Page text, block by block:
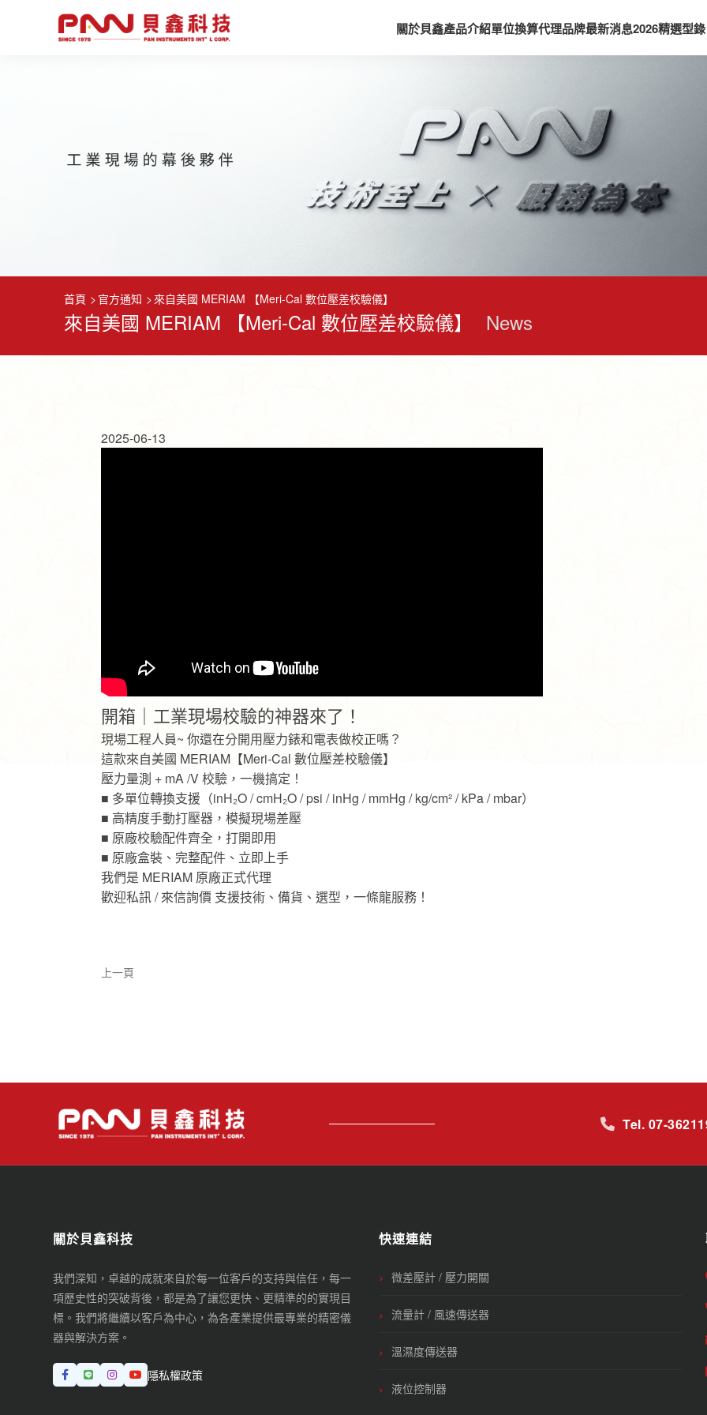
關於貝鑫產品介紹單位換算代理品牌最新消息2026精選型錄
首頁 官方通知 來自美國 MERIAM 【Meri-Cal 數位壓差校驗儀】
來自美國 MERIAM 【Meri-Cal 數位壓差校驗儀】 News
2025-06-13
開箱｜工業現場校驗的神器來了！
現場工程人員~ 你還在分開用壓力錶和電表做校正嗎？
這款來自美國 MERIAM【Meri-Cal 數位壓差校驗儀】
壓力量測 + mA /V 校驗，一機搞定！
■ 多單位轉換支援（inH₂O / cmH₂O / psi / inHg / mmHg / kg/cm² / kPa / mbar）
■ 高精度手動打壓器，模擬現場差壓
■ 原廠校驗配件齊全，打開即用
■ 原廠盒裝、完整配件、立即上手
我們是 MERIAM 原廠正式代理
歡迎私訊 / 來信詢價 支援技術、備貨、選型，一條龍服務！
上一頁
Tel. 07-
關於貝鑫科技
我們深知，卓越的成就來自於每一位客戶的支持與信任，每一
項歷史性的突破背後，都是為了讓您更快、更精準的的實現目
標。我們將繼續以客戶為中心，為各產業提供最專業的精密儀
器與解決方案。
隱私權政策
快速連結
微差壓計 / 壓力開關
流量計 / 風速傳送器
溫濕度傳送器
液位控制器